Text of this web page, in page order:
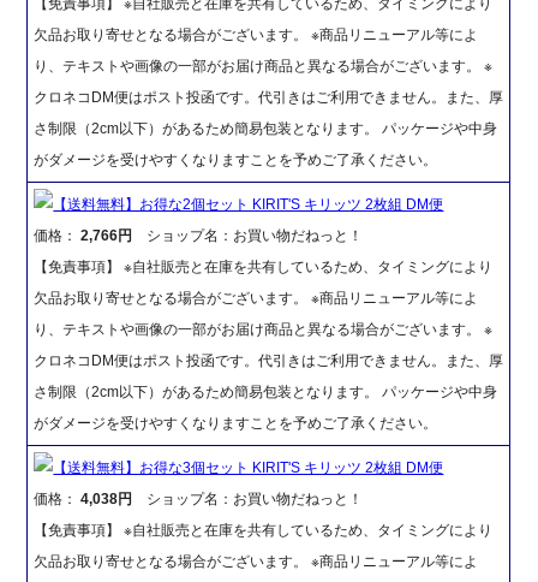
【免責事項】 ※自社販売と在庫を共有しているため、タイミングにより
欠品お取り寄せとなる場合がございます。 ※商品リニューアル等によ
り、テキストや画像の一部がお届け商品と異なる場合がございます。 ※
クロネコDM便はポスト投函です。代引きはご利用できません。また、厚
さ制限（2cm以下）があるため簡易包装となります。 パッケージや中身
がダメージを受けやすくなりますことを予めご了承ください。
【送料無料】お得な2個セット KIRIT'S キリッツ 2枚組 DM便
価格：2,766円
ショップ名：お買い物だねっと！
【免責事項】 ※自社販売と在庫を共有しているため、タイミングにより
欠品お取り寄せとなる場合がございます。 ※商品リニューアル等によ
り、テキストや画像の一部がお届け商品と異なる場合がございます。 ※
クロネコDM便はポスト投函です。代引きはご利用できません。また、厚
さ制限（2cm以下）があるため簡易包装となります。 パッケージや中身
がダメージを受けやすくなりますことを予めご了承ください。
【送料無料】お得な3個セット KIRIT'S キリッツ 2枚組 DM便
価格：4,038円
ショップ名：お買い物だねっと！
【免責事項】 ※自社販売と在庫を共有しているため、タイミングにより
欠品お取り寄せとなる場合がございます。 ※商品リニューアル等によ